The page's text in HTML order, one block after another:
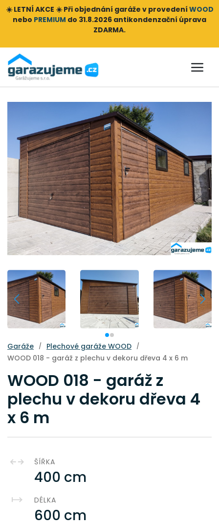
☀️ LETNÍ AKCE ☀️ Při objednání garáže v provedení WOOD
nebo PREMIUM do 31.8.2026 antikondenzační úprava
ZDARMA.
Garáže / Plechové garáže WOOD /
WOOD 018 - garáž z plechu v dekoru dřeva 4 x 6 m
WOOD 018 - garáž z
plechu v dekoru dřeva 4
x 6 m
ŠÍŘKA
400 cm
DÉLKA
600 cm